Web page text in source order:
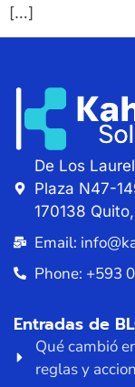
[…]
De Los
Plaza N47-
170138
Email:
Phone: +593
Entradas de
Qué cambió
reglas y